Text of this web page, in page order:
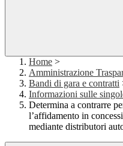
Home >
Amministrazione
Bandi di gara e contratti
Informazioni sulle
Determina a contrarre
l’affidamento in
mediante distributori